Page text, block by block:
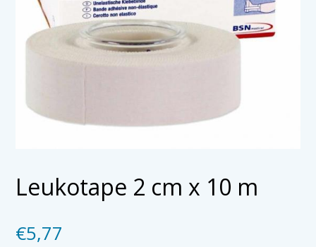
Leukotape 2 cm x 10 m
€5,77